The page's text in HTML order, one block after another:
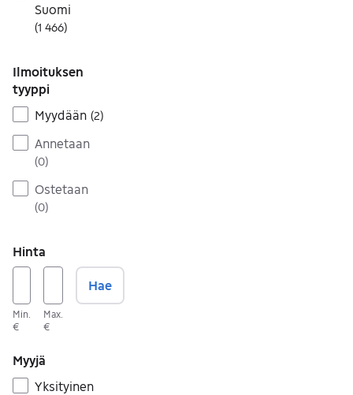
Suomi
(1 466)
Ilmoituksen
tyyppi
Myydään (2)
Annetaan
(0)
Ostetaan
(0)
Hinta
Min.
€
Max.
€
Hae
Myyjä
Yksityinen